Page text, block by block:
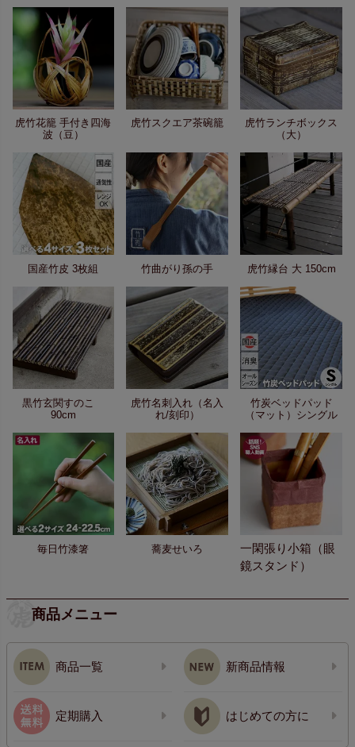
虎竹花籠 手付き四海
波（豆）
虎竹スクエア茶碗籠
虎竹ランチボックス
（大）
国産竹皮 3枚組 竹曲がり孫の手 虎竹縁台 大 150cm
黒竹玄関すのこ
90cm
虎竹名刺入れ（名入
れ/刻印）
竹炭ベッドパッド
（マット）シングル
毎日竹漆箸 蕎麦せいろ
一閑張り小箱（眼
鏡スタンド）
商品メニュー
商品一覧 新商品情報
定期購入 はじめての方に